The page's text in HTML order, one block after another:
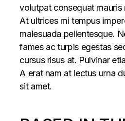
volutpat consequat mauris
At ultrices mi tempus
malesuada pellentesque.
fames ac turpis egestas
cursus risus at. Pulvinar
A erat nam at lectus urna
sit amet.